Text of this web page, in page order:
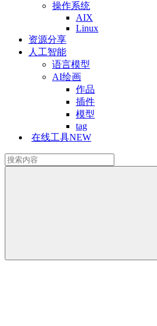
操作系统
AIX
Linux
资源分享
人工智能
语言模型
AI绘画
作品
插件
模型
tag
在线工具NEW